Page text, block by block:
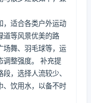
，适合各类户外运动
道等风景优美的路
场舞、羽毛球等，运
调整强度。 补充提
，选择人流较少、
、饮用水，以备不时